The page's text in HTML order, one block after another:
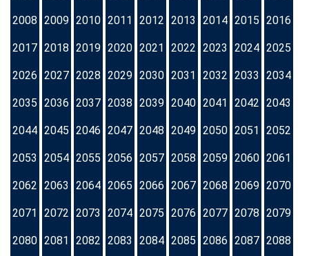
2008 2009 2010 2011 2012 2013 2014 2015 2016
2017 2018 2019 2020 2021 2022 2023 2024 2025
2026 2027 2028 2029 2030 2031 2032 2033 2034
2035 2036 2037 2038 2039 2040 2041 2042 2043
2044 2045 2046 2047 2048 2049 2050 2051 2052
2053 2054 2055 2056 2057 2058 2059 2060 2061
2062 2063 2064 2065 2066 2067 2068 2069 2070
2071 2072 2073 2074 2075 2076 2077 2078 2079
2080 2081 2082 2083 2084 2085 2086 2087 2088